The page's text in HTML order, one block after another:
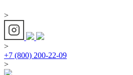
>
>
+7 (800) 200-22-09
>